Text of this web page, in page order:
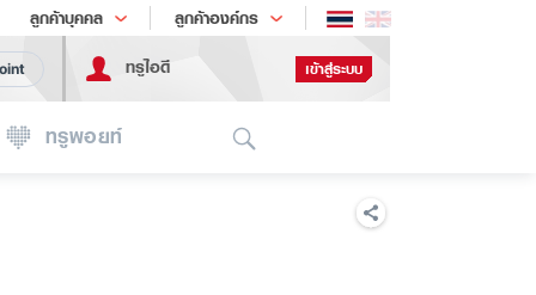
ลูกค้าบุคคล ลูกค้าองค์กร
เทรนด์เทคโนโลยี
ทรูไอดี เข้าสู่ระบบ
ทรูพอยท์